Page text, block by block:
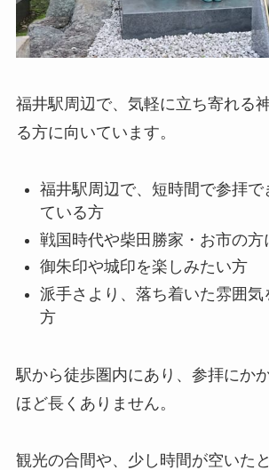
福井駅周辺で、気軽に立ち寄れる
る方に向いています。
福井駅周辺で、短時間で参拝で
ている方
戦国時代や柴田勝家・お市の
御朱印や城印を楽しみたい方
派手さより、落ち着いた雰囲気
方
駅から徒歩圏内にあり、参拝にか
ほど長くありません。
観光の合間や、少し時間が空いた